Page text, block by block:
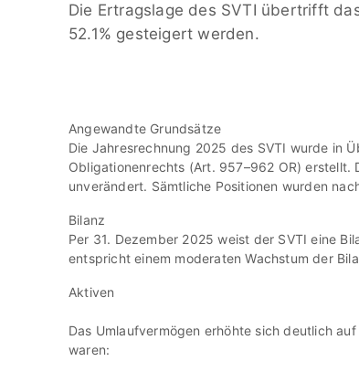
Die Ertragslage des SVTI übertrifft
52.1% gesteigert werden.
Angewandte Grundsätze
Die Jahresrechnung 2025 des SVTI wurde in
Obligationenrechts (Art. 957–962 OR)
unverändert. Sämtliche Positionen wurden
Bilanz
Per 31. Dezember 2025 weist der SVTI eine
entspricht einem moderaten Wachstum der
Aktiven
Das Umlaufvermögen erhöhte sich deutlich
waren: